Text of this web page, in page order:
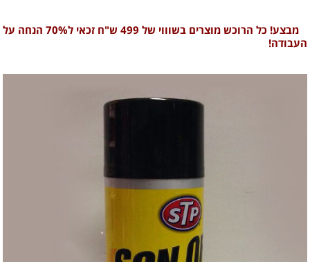
מבצע! כל הרוכש מוצרים בשוווי של 499 ש"ח זכאי ל70% הנחה על
העבודה!